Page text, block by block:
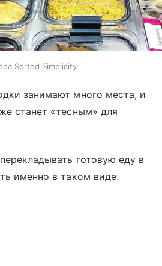
Sorted Simplicity
занимают много места, и
станет «тесным» для
готовую еду в
именно в таком виде.